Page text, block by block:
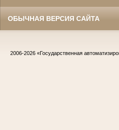
ОБЫЧНАЯ ВЕРСИЯ САЙТА
2006-2026 «Государственная